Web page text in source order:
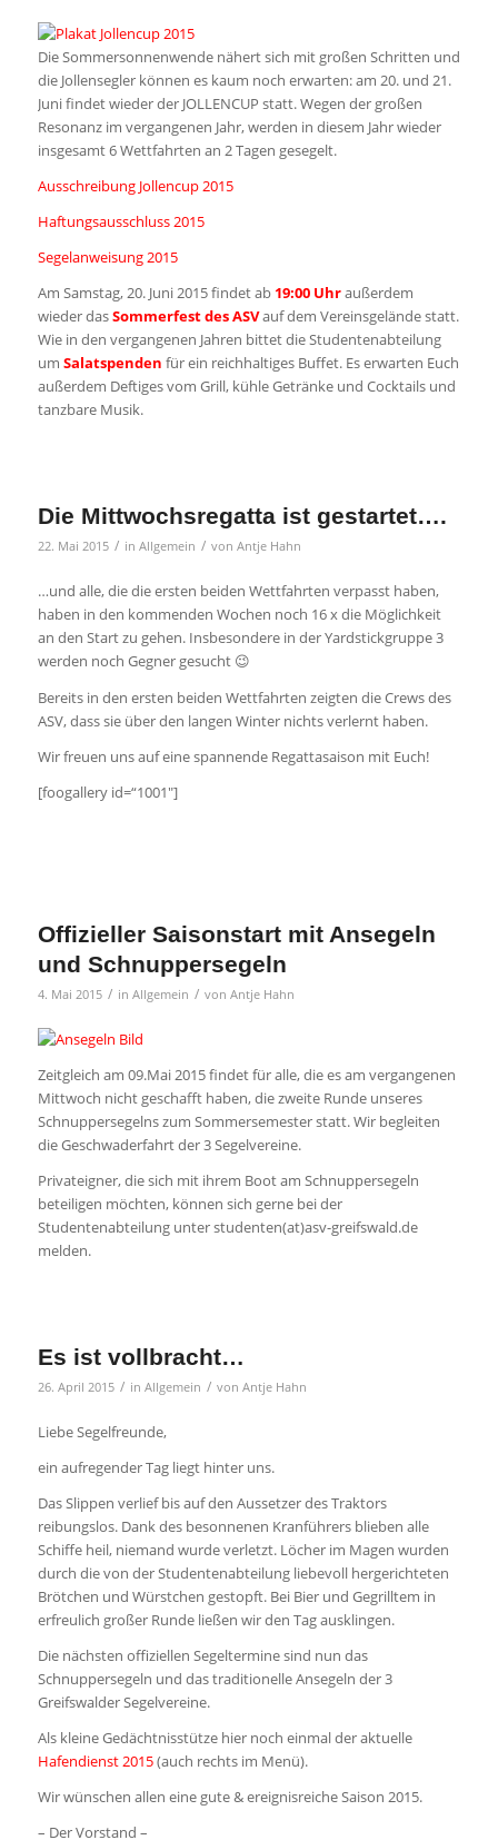
Die Sommersonnenwende nähert sich mit großen Schritten und
die Jollensegler können es kaum noch erwarten: am 20. und 21.
Juni findet wieder der JOLLENCUP statt. Wegen der großen
Resonanz im vergangenen Jahr, werden in diesem Jahr wieder
insgesamt 6 Wettfahrten an 2 Tagen gesegelt.
Ausschreibung Jollencup 2015
Haftungsausschluss 2015
Segelanweisung 2015
Am Samstag, 20. Juni 2015 findet ab 19:00 Uhraußerdem
wieder dasSommerfest des ASVauf dem Vereinsgelände statt.
Wie in den vergangenen Jahren bittet die Studentenabteilung
um Salatspenden für ein reichhaltiges Buffet. Es erwarten Euch
außerdem Deftiges vom Grill, kühle Getränke und Cocktails und
tanzbare Musik.
Die Mittwochsregatta ist gestartet….
22. Mai 2015 / in Allgemein / von Antje Hahn
…und alle, die die ersten beiden Wettfahrten verpasst haben,
haben in den kommenden Wochen noch 16 x die Möglichkeit
an den Start zu gehen. Insbesondere in der Yardstickgruppe 3
werden noch Gegner gesucht 😉
Bereits in den ersten beiden Wettfahrten zeigten die Crews des
ASV, dass sie über den langen Winter nichts verlernt haben.
Wir freuen uns auf eine spannende Regattasaison mit Euch!
[foogallery id=“1001″]
Offizieller Saisonstart mit Ansegeln
und Schnuppersegeln
4. Mai 2015 / in Allgemein / von Antje Hahn
Zeitgleich am 09.Mai 2015 findet für alle, die es am vergangenen
Mittwoch nicht geschafft haben, die zweite Runde unseres
Schnuppersegelns zum Sommersemester statt. Wir begleiten
die Geschwaderfahrt der 3 Segelvereine.
Privateigner, die sich mit ihrem Boot am Schnuppersegeln
beteiligen möchten, können sich gerne bei der
Studentenabteilung unter studenten(at)asv-greifswald.de
melden.
Es ist vollbracht…
26. April 2015 / in Allgemein / von Antje Hahn
Liebe Segelfreunde,
ein aufregender Tag liegt hinter uns.
Das Slippen verlief bis auf den Aussetzer des Traktors
reibungslos. Dank des besonnenen Kranführers blieben alle
Schiffe heil, niemand wurde verletzt. Löcher im Magen wurden
durch die von der Studentenabteilung liebevoll hergerichteten
Brötchen und Würstchen gestopft. Bei Bier und Gegrilltem in
erfreulich großer Runde ließen wir den Tag ausklingen.
Die nächsten offiziellen Segeltermine sind nun das
Schnuppersegeln und das traditionelle Ansegeln der 3
Greifswalder Segelvereine.
Als kleine Gedächtnisstütze hier noch einmal der aktuelle
Hafendienst 2015(auch rechts im Menü).
Wir wünschen allen eine gute & ereignisreiche Saison 2015.
– Der Vorstand –